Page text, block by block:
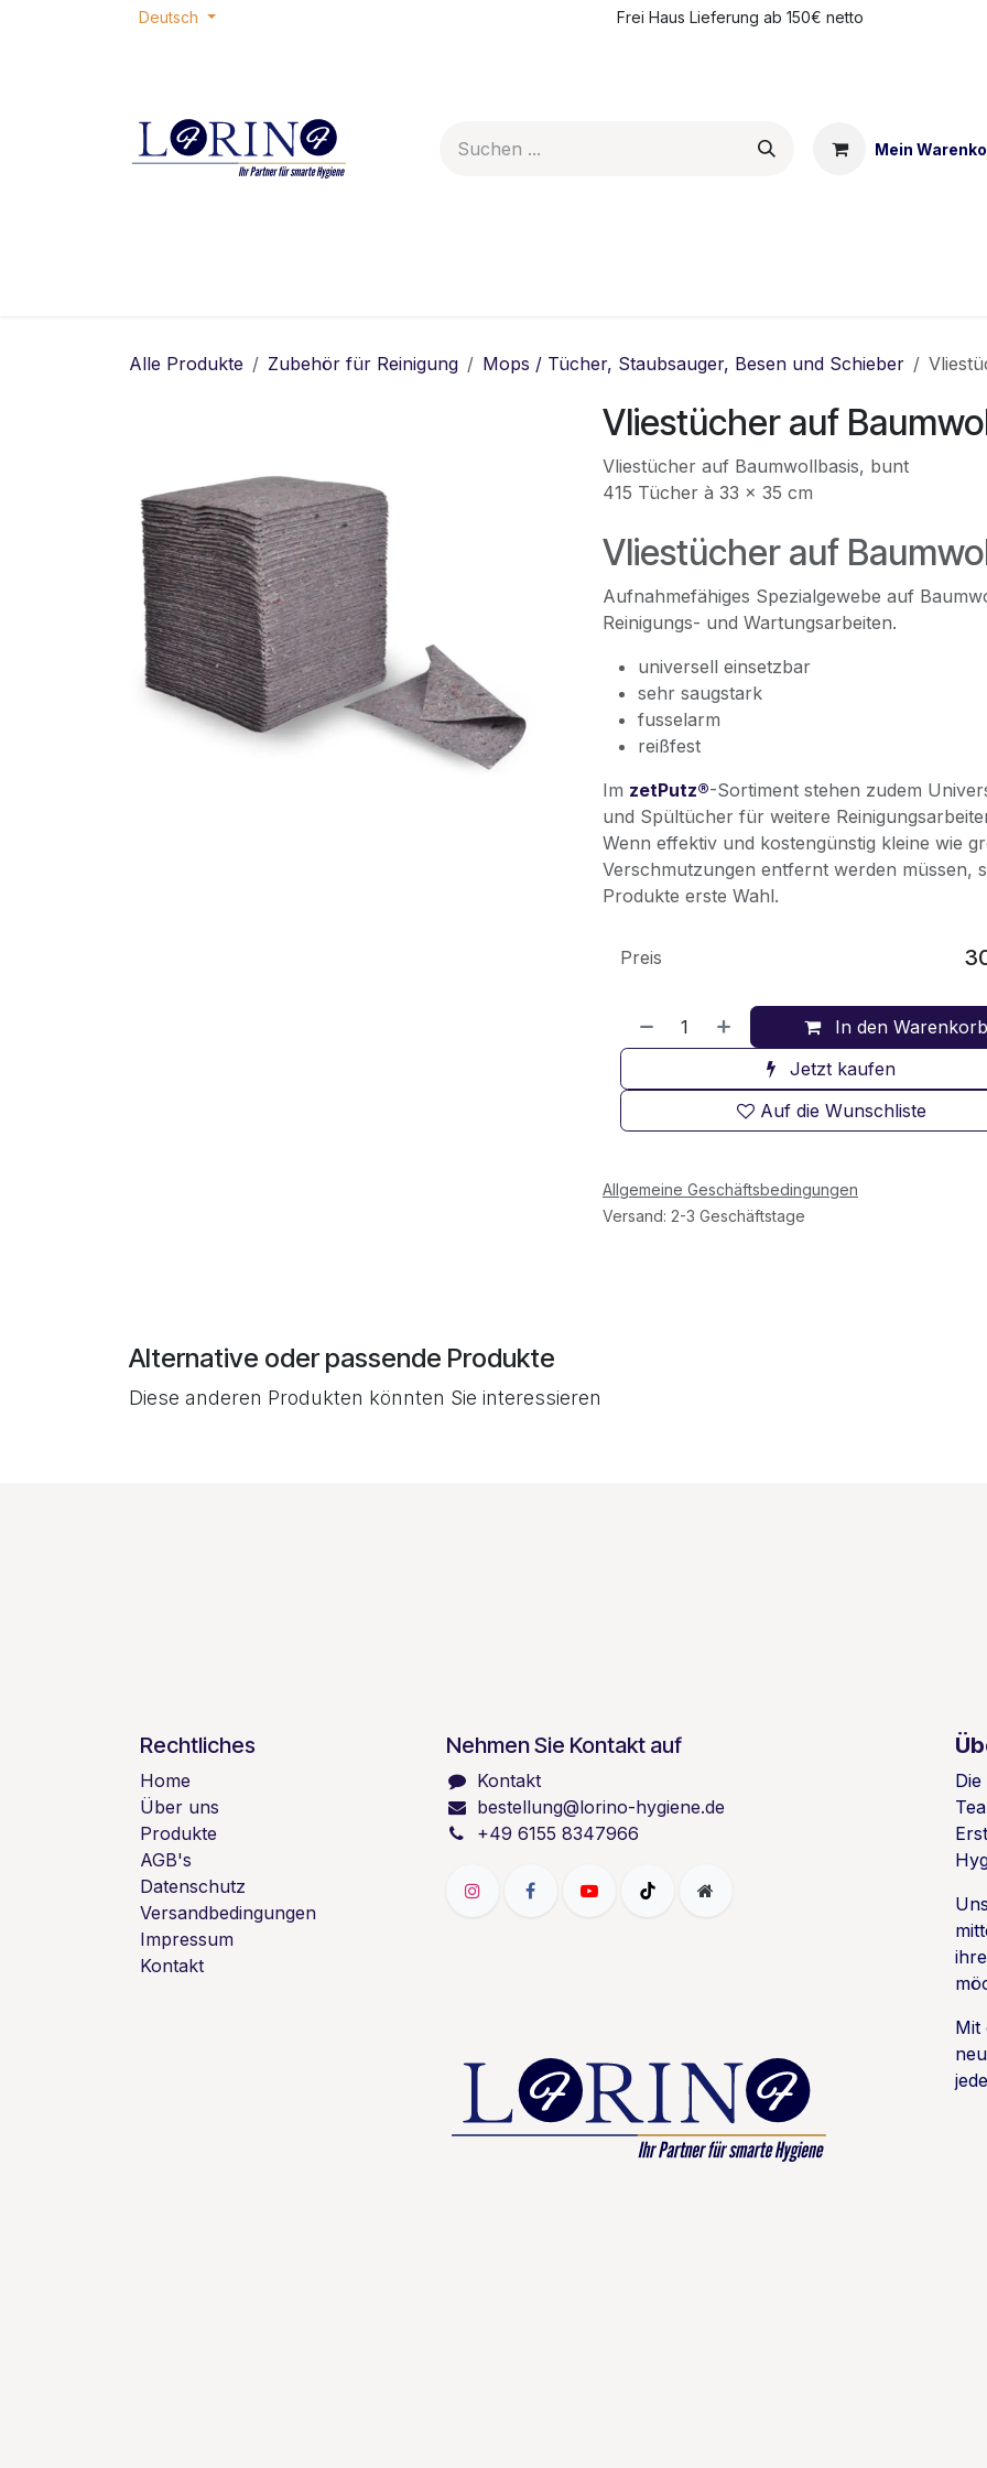
Zum Inhalt springenDeutsch Frei Haus Lieferung ab 150€ netto
Mein
Alle Produkte Zubehör für Reinigung Mops / Tücher, Staubsauger, Besen und Schieber
Vliestücher auf
Vliestücher auf Baumwollbasis, bunt
415 Tücher à 33 x 35 cm
Vliestücher auf
Aufnahmefähiges Spezialgewebe auf
Reinigungs- und Wartungsarbeiten.
universell einsetzbar
sehr saugstark
fusselarm
reißfest
Im zetPutz®-Sortiment stehen zudem
und Spültücher für weitere
Wenn effektiv und kostengünstig kleine wie
Verschmutzungen entfernt werden müssen,
Produkte erste Wahl.
In den
Jetzt kaufen
Auf die Wunschliste
Preis
Allgemeine Geschäftsbedingungen
Versand: 2-3 Geschäftstage
Alternative oder passende Produkte
Diese anderen Produkten könnten Sie interessieren
Rechtliches
Home
Über uns
Produkte
AGB's
Datenschutz
Versandbedingungen
Impressum
Kontakt
Nehmen Sie Kontakt auf
Kontakt
bestellung@lorino-hygiene.de
+49 6155 8347966
Mit